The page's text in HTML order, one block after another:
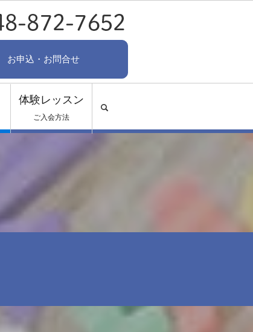
お申込・お問合せ
体験レッスン
ご入会方法